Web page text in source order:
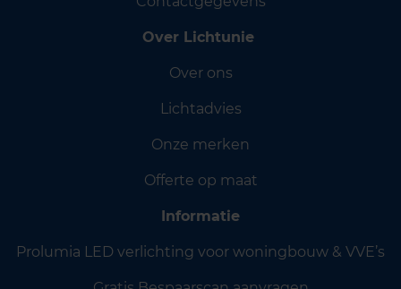
Over Lichtunie
Over ons
Lichtadvies
Onze merken
Offerte op maat
Informatie
Prolumia LED verlichting voor woningbouw & VVE’s